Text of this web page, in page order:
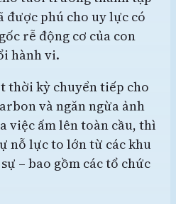
được phú cho uy lực có
rễ động cơ của con
hành vi.
thời kỳ chuyển tiếp cho
và ngăn ngừa ảnh
việc ấm lên toàn cầu, thì
nỗ lực to lớn từ các khu
– bao gồm các tổ chức